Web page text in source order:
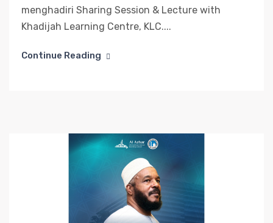
menghadiri Sharing Session & Lecture with
Khadijah Learning Centre, KLC....
Continue Reading